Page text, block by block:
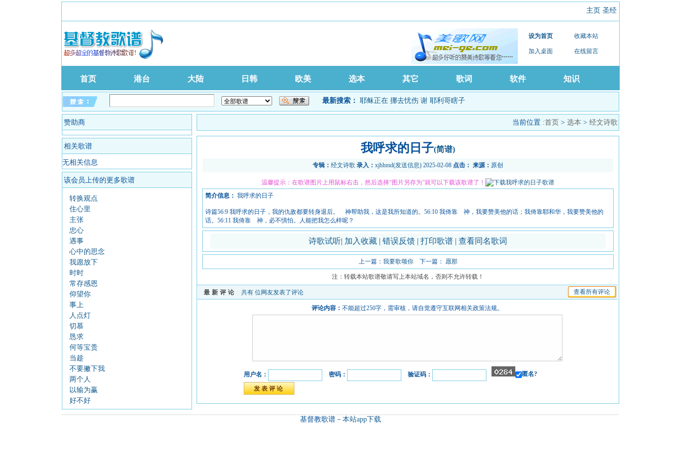
主页 圣经
设为首页 收藏本站
加入桌面 在线留言
首页 港台 大陆 日韩 欧美 选本 其它 歌词 软件 知识
最新搜索： 耶稣正在 挪去忧伤 谢 耶利哥瞎子
赞助商
相关歌谱
无相关信息
该会员上传的更多歌谱
转换观点
住心里
主张
忠心
遇事
心中的思念
我愿放下
时时
常存感恩
仰望你
事上
人点灯
切慕
恳求
何等宝贵
当趁
不要撇下我
两个人
以输为赢
好不好
当前位置 :首页 > 选本 > 经文诗歌
我呼求的日子(简谱)
专辑： 经文诗歌 录入： xjhhmd(发送信息) 2025-02-08 点击： 来源： 原创
温馨提示：在歌谱图片上用鼠标右击，然后选择“图片另存为”就可以下载该歌谱了！
简介信息： 我呼求的日子
诗篇56:9 我呼求的日子，我的仇敌都要转身退后。 神帮助我，这是我所知道的。56:10 我倚靠 神，我要赞美他的话；我倚靠耶和华，我要赞美他的
话。56:11 我倚靠 神，必不惧怕。人能把我怎么样呢？
诗歌试听| 加入收藏 | 错误反馈 | 打印歌谱 | 查看同名歌词
上一篇： 我要歌颂你下一篇： 愿那
注：转载本站歌谱敬请写上本站域名，否则不允许转载！
最新评论 共有 位网友发表了评论 查看所有评论
评论内容： 不能超过250字，需审核，请自觉遵守互联网相关政策法规。
用户名： 密码： 验证码： 匿名?
基督教歌谱－ 本站app下载